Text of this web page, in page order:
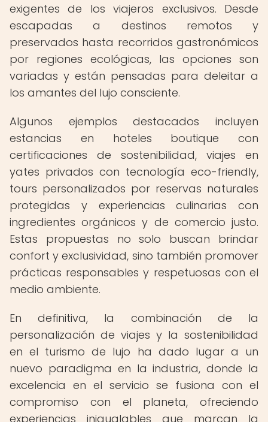
exigentes de los viajeros exclusivos. Desde
escapadas a destinos remotos y
preservados hasta recorridos gastronómicos
por regiones ecológicas, las opciones son
variadas y están pensadas para deleitar a
los amantes del lujo consciente.
Algunos ejemplos destacados incluyen
estancias en hoteles boutique con
certificaciones de sostenibilidad, viajes en
yates privados con tecnología eco-friendly,
tours personalizados por reservas naturales
protegidas y experiencias culinarias con
ingredientes orgánicos y de comercio justo.
Estas propuestas no solo buscan brindar
confort y exclusividad, sino también promover
prácticas responsables y respetuosas con el
medio ambiente.
En definitiva, la combinación de la
personalización de viajes y la sostenibilidad
en el turismo de lujo ha dado lugar a un
nuevo paradigma en la industria, donde la
excelencia en el servicio se fusiona con el
compromiso con el planeta, ofreciendo
experiencias inigualables que marcan la